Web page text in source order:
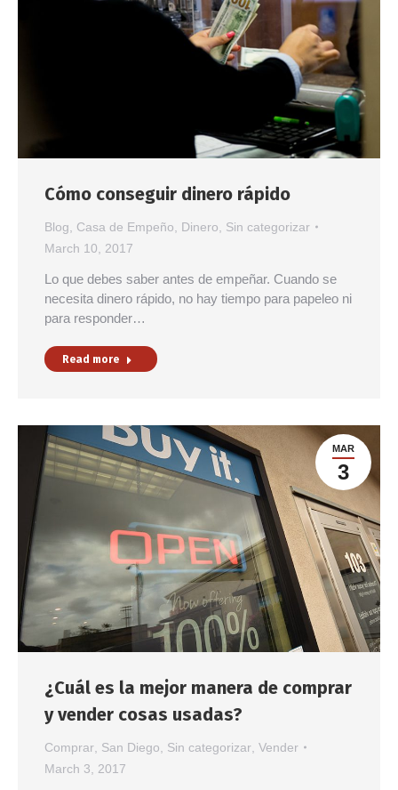
Cómo conseguir dinero rápido
Blog, Casa de Empeño, Dinero, Sin categorizar
March 10, 2017
Lo que debes saber antes de empeñar. Cuando se
necesita dinero rápido, no hay tiempo para papeleo ni
para responder…
Read more
MAR
3
¿Cuál es la mejor manera de comprar
y vender cosas usadas?
Comprar San Diego Sin categorizar Vender
March 3, 2017